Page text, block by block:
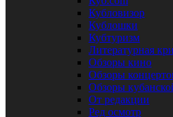
Кубловизор
Кублошки
Кубтуризм
Литературная
Обзоры кино
Обзоры
Обзоры
От редакции
Ред осмотр